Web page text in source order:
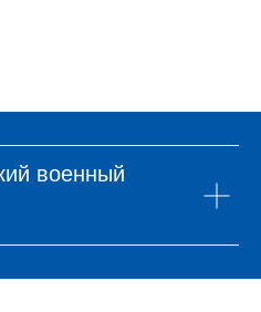
военный